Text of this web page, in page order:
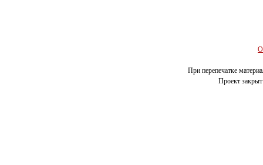
О
При перепечатке
Проект закрыт